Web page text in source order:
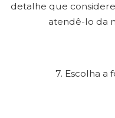
detalhe que
atendê-lo da
7. Escolha a